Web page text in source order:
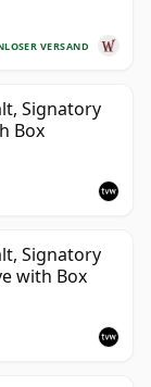
VERSAND
Signatory
Box
Signatory
with Box